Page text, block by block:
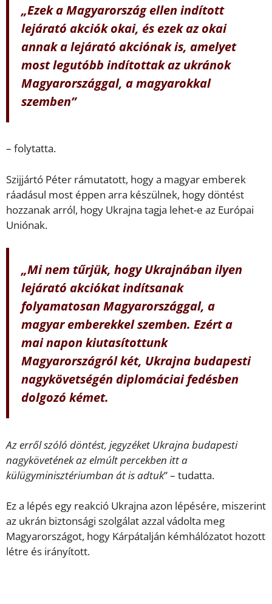
„Ezek a Magyarország ellen indított
lejárató akciók okai, és ezek az okai
annak a lejárató akciónak is, amelyet
most legutóbb indítottak az ukránok
Magyarországgal, a magyarokkal
szemben”
– folytatta.
Szijjártó Péter rámutatott, hogy a magyar emberek
ráadásul most éppen arra készülnek, hogy döntést
hozzanak arról, hogy Ukrajna tagja lehet-e az Európai
Uniónak.
„Mi nem tűrjük, hogy Ukrajnában ilyen
lejárató akciókat indítsanak
folyamatosan Magyarországgal, a
magyar emberekkel szemben. Ezért a
mai napon kiutasítottunk
Magyarországról két, Ukrajna budapesti
nagykövetségén diplomáciai fedésben
dolgozó kémet.
Az erről szóló döntést, jegyzéket Ukrajna budapesti
nagykövetének az elmúlt percekben itt a
külügyminisztériumban át is adtuk” – tudatta.
Ez a lépés egy reakció Ukrajna azon lépésére, miszerint
az ukrán biztonsági szolgálat azzal vádolta meg
Magyarországot, hogy Kárpátalján kémhálózatot hozott
létre és irányított.